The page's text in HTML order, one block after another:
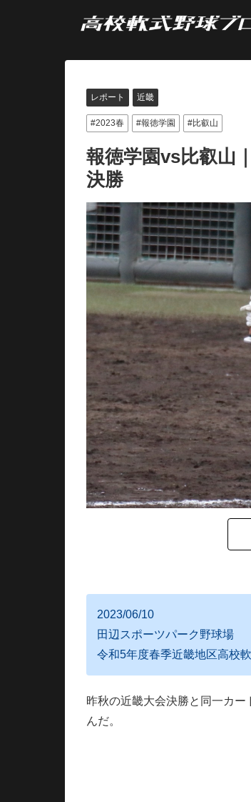
レポート 近畿
2023春 報徳学園 比叡山
報徳学園vs比叡山
決勝
2023/06/10
田辺スポーツパーク野球場
令和5年度春季近畿地区高校
昨秋の近畿大会決勝と同一カ
んだ。